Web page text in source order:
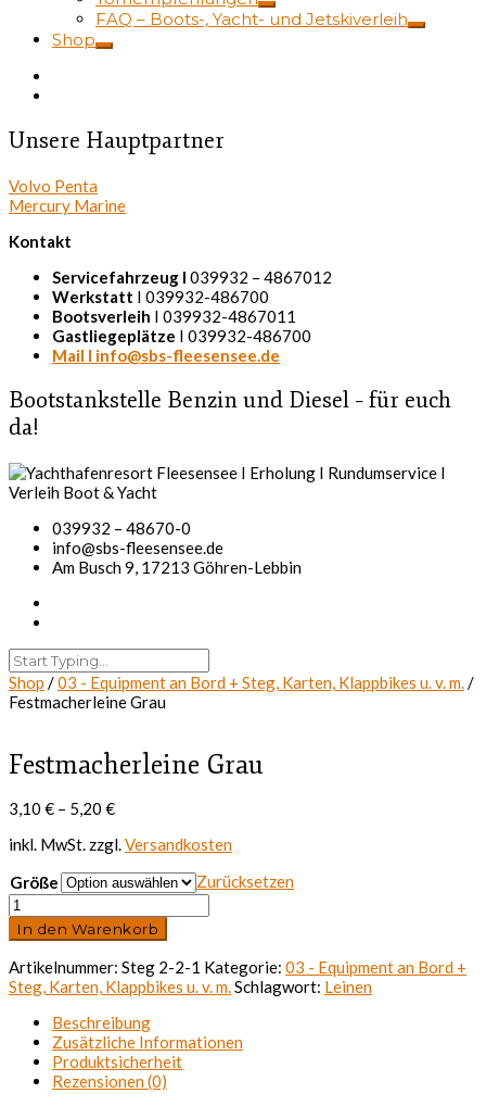
FAQ – Boots-, Yacht- und Jetskiverleih
Shop
Unsere Hauptpartner
Volvo Penta
Mercury Marine
Kontakt
Servicefahrzeug I 039932 – 4867012
Werkstatt I 039932-486700
Bootsverleih I 039932-4867011
Gastliegeplätze I 039932-486700
Mail I info@sbs-fleesensee.de
Bootstankstelle Benzin und Diesel – für euch
da!
039932 – 48670-0
info@sbs-fleesensee.de
Am Busch 9, 17213 Göhren-Lebbin
Shop /03 - Equipment an Bord + Steg, Karten, Klappbikes u. v. m./
Festmacherleine Grau
Festmacherleine Grau
3,10 € – 5,20 €
inkl. MwSt. zzgl.Versandkosten
Größe
Zurücksetzen
Festmacherleine
Grau
Menge
In den Warenkorb
Artikelnummer: Steg 2-2-1 Kategorie: 03 - Equipment an Bord +
Steg, Karten, Klappbikes u. v. m.Schlagwort: Leinen
Beschreibung
Zusätzliche Informationen
Produktsicherheit
Rezensionen (0)